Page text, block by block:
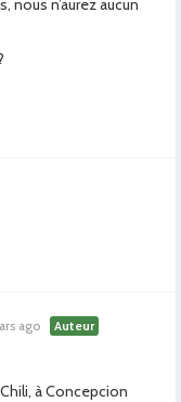
nous n’aurez aucun
ago Auteur
à Concepcion